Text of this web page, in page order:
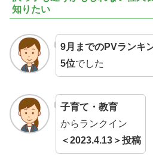
知りたい
9月までのPVランキ
5位でした
子育て・教育
からランクイン
＜2023.4.13＞投稿